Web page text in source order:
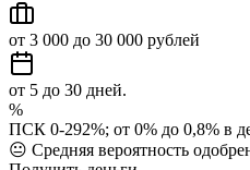
от 3 000 до 30 000 рублей
от 5 до 30 дней.
%
ПСК 0-292%; от 0% до 0,8% в
😐 Средняя вероятность